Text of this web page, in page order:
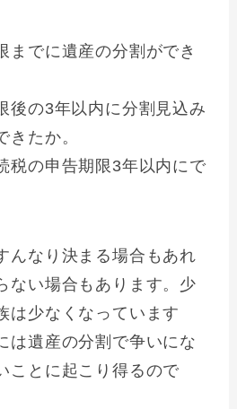
までに遺産の分割ができ
後の3年以内に分割見込み
きたか。
税の申告期限3年以内にで
んなり決まる場合もあれ
ない場合もあります。少
は少なくなっています
は遺産の分割で争いにな
ことに起こり得るので